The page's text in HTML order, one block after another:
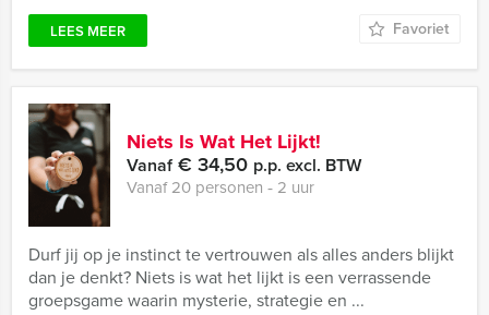
LEES MEER Favoriet
Niets Is Wat Het Lijkt!
Vanaf€ 34,50 p.p. excl. BTW
Vanaf 20 personen ‐ 2 uur
Durf jij op je instinct te vertrouwen als alles anders blijkt
dan je denkt? Niets is wat het lijkt is een verrassende
groepsgame waarin mysterie, strategie en ...